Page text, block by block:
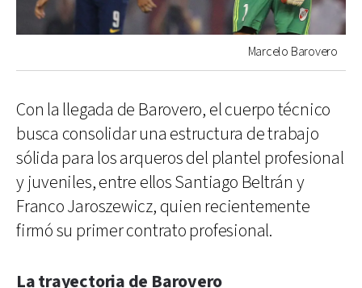
Marcelo Barovero
Con la llegada de Barovero, el cuerpo técnico
busca consolidar una estructura de trabajo
sólida para los arqueros del plantel profesional
y juveniles, entre ellos Santiago Beltrán y
Franco Jaroszewicz, quien recientemente
firmó su primer contrato profesional.
La trayectoria de Barovero